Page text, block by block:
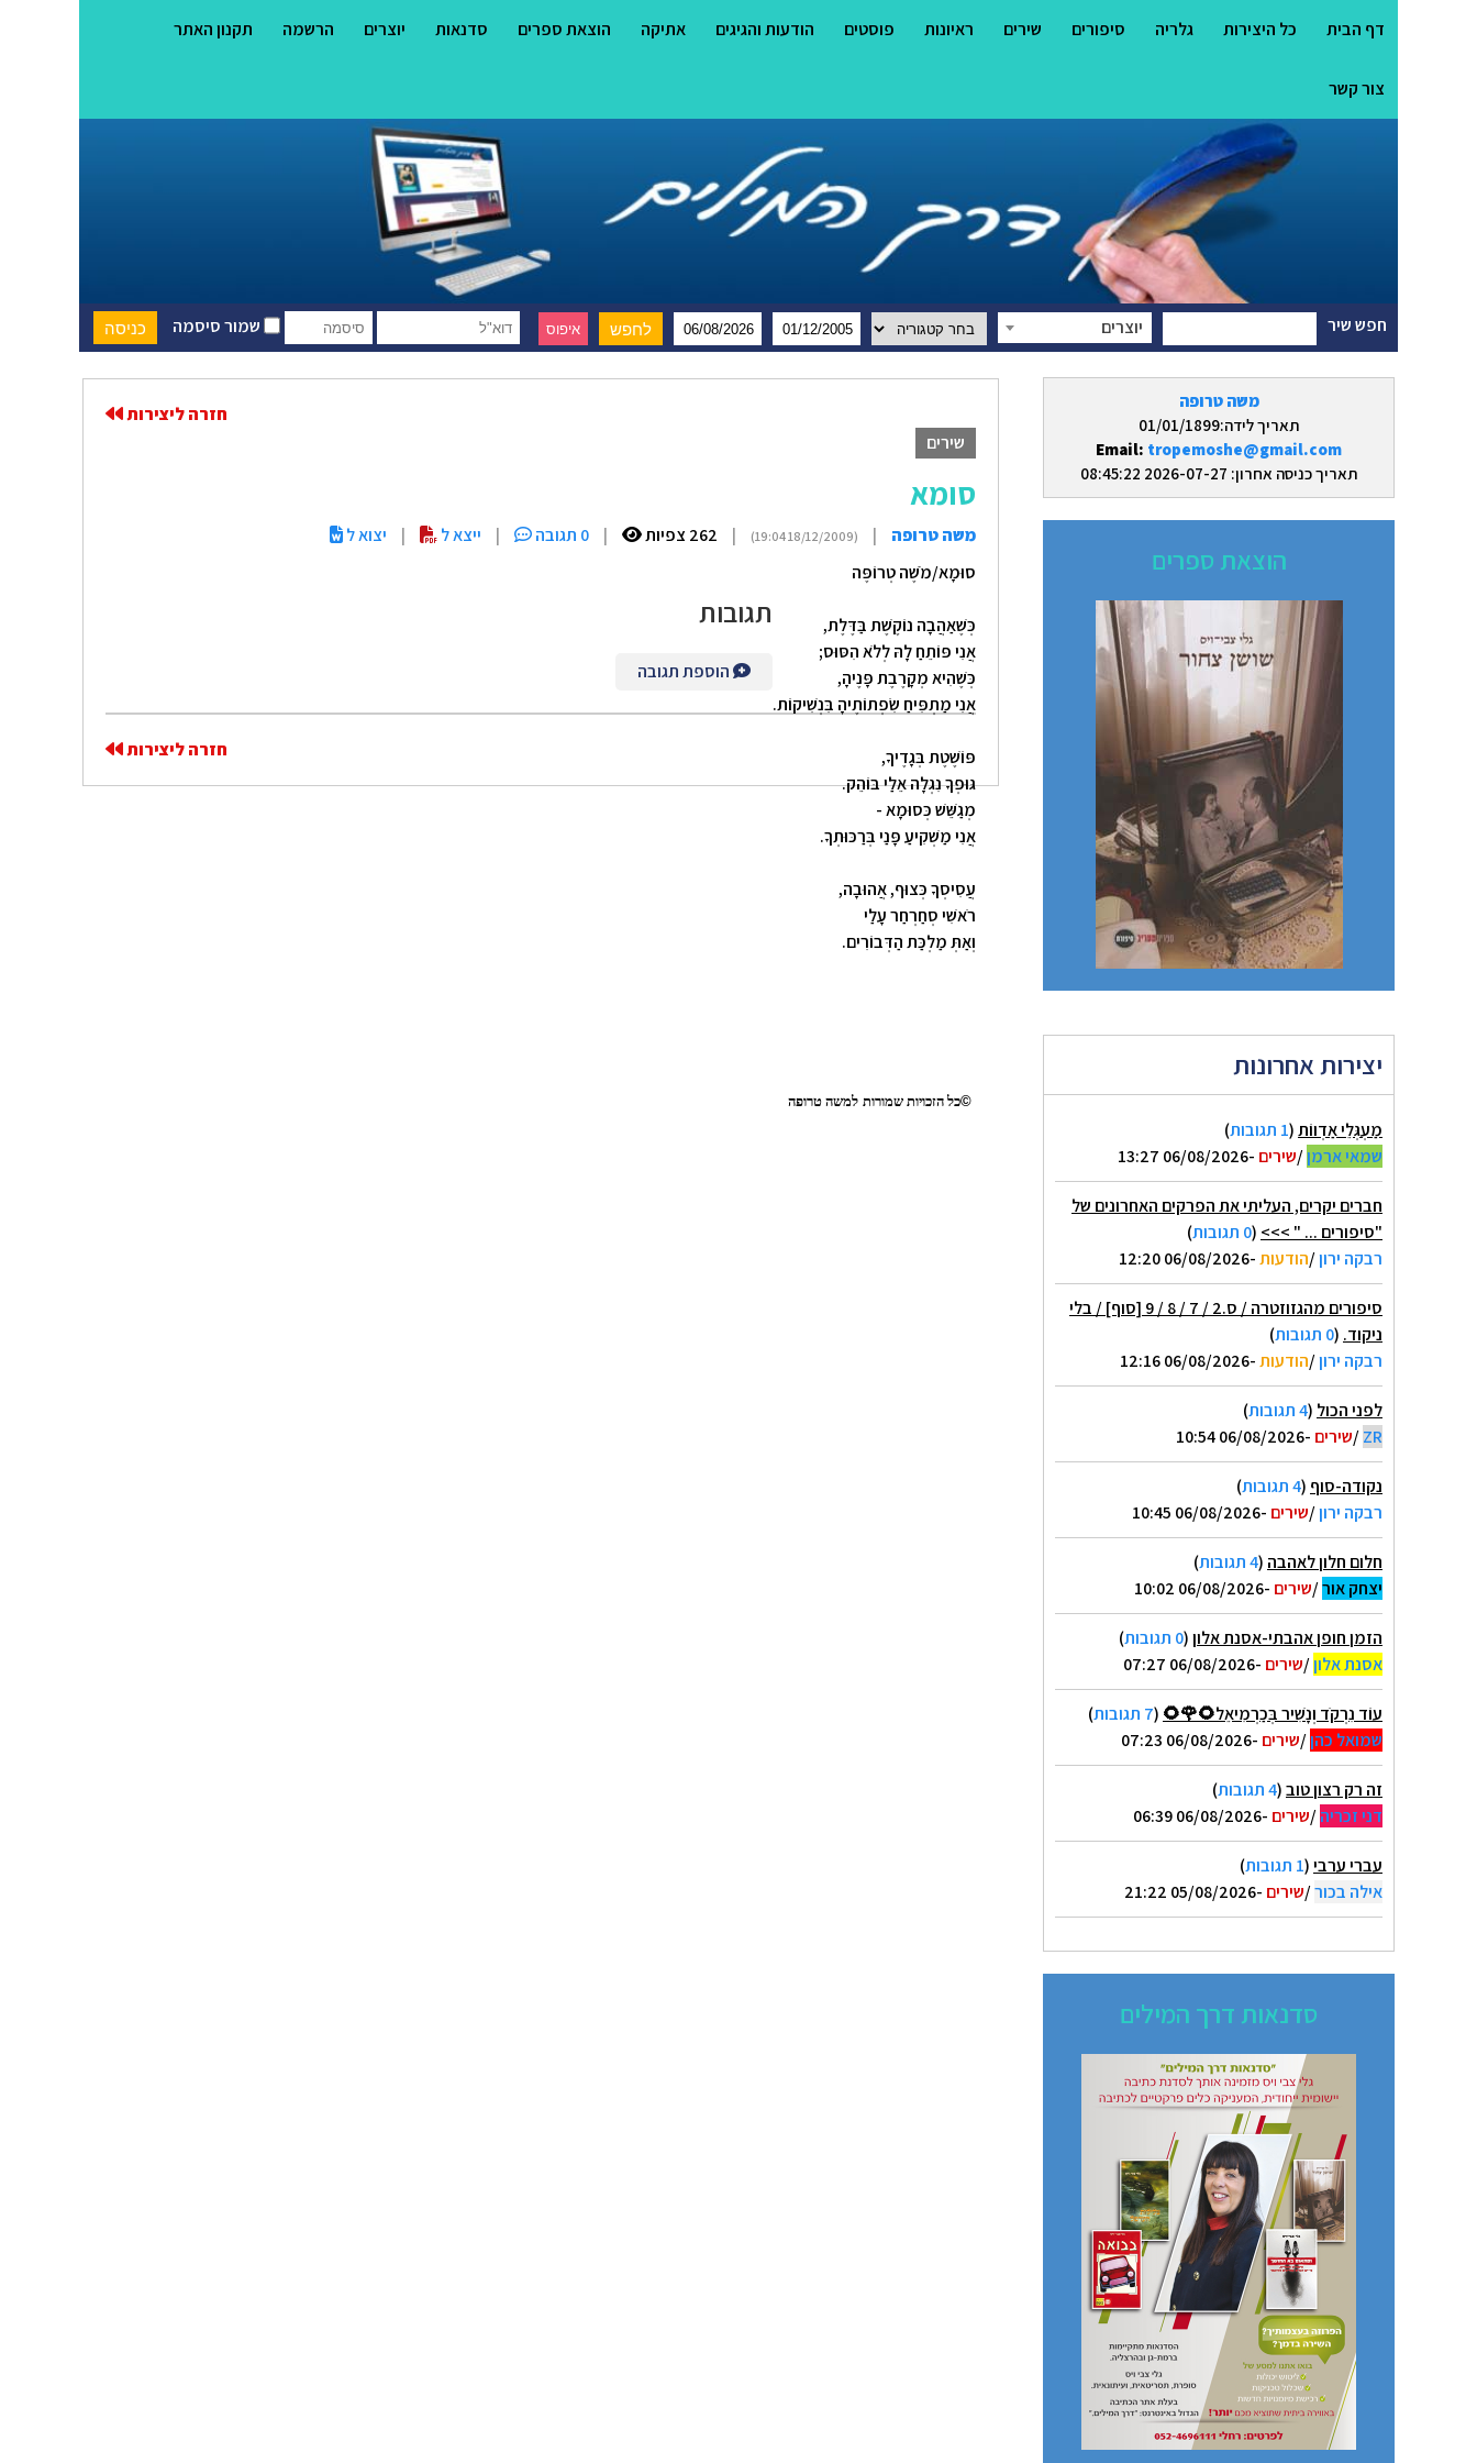
דף הבית כל היצירות גלריה סיפורים שירים ראיונות פוסטים הודעות והגיגים אתיקה הוצאת ספרים סדנאות יוצרים הרשמה תקנון האתר
צור קשר
שמור סיסמה חפש שיר יוצרים
משה טרופה
תאריך לידה:01/01/1899
Email: tropemoshe@gmail.com
תאריך כניסה אחרון: 2026-07-27 08:45:22
הוצאת ספרים
יצירות אחרונות
מַעְגְּלֵי אַדְווֹת(1 תגובות
)
שמאי ארמן/שירים -06/08/2026 13:27
חברים יקרים, העליתי את הפרקים האחרונים של
"סיפורים ... " >>> (0 תגובות
)
רבקה ירון/הודעות-06/08/2026 12:20
סיפורים מהגזוזטרה / ס.2 / 7 / 8 / 9 [סוף] / בלי
ניקוד. (0 תגובות
)
רבקה ירון/הודעות-06/08/2026 12:16
לפני הכול (4 תגובות
)
ZR
/שירים -06/08/2026 10:54
נקודה-סוף (4 תגובות
)
רבקה ירון/שירים -06/08/2026 10:45
חלום חלון לאהבה (4 תגובות
)
יצחק אור/שירים -06/08/2026 10:02
הזמן חופן אהבתי-אסנת אלון(0 תגובות
)
אסנת אלון/שירים -06/08/2026 07:27
עוֹד נִרְקֹד וְנָשִׁיר בְּכַרְמִיאֵל🌻🌹🌻 (7 תגובות
)
שמואל כהן/שירים -06/08/2026 07:23
זה רק רצון טוב(4 תגובות
)
דני זכריה/שירים -06/08/2026 06:39
עברי ערבי(1 תגובות
)
אילה בכור/שירים -05/08/2026 21:22
סדנאות דרך המילים
חזרה ליצירות
שירים
סומא
משה טרופה |
(18/12/2009 19:04)
| 262 צפיות | 0 תגובה | ייצא ל |
יצוא ל
סוּמָא/מֹשֶׁה טְרוֹפֶּה
כְּשֶׁאַהֲבָה נוֹקֶשֶׁת בַּדֶּלֶת,
אֲנִי פּוֹתֵחַ לָהּ לְלֹא הִסּוּס;
כְּשֶׁהִיא מְקָרֶבֶת פָּנֶיהָ,
אֲנִי מַתְפִּיחַ שִׂפְתוֹתֶיהָ בִּנְשִׁיקוֹת.
פּוֹשֶׁטֶת בְּגָדֶיךָ,
גּוּפְךָ נִגְלָה אֵלַי בּוֹהֵק.
מְגַשֵּׁשׁ כְּסוּמָא -
אֲנִי מַשְׁקִיעַ פָּנַי בְּרַכּוּתְךָ.
עֲסִיסְךָ כְּצוּף, אֲהוּבָה,
רֹאשִׁי סְחַרְחַר עָלַי
וְאַתְּ מַלְכַּת הַדְּבוֹרִים.
©כל הזכויות שמורות למשה טרופה
תגובות
הוספת תגובה
חזרה ליצירות